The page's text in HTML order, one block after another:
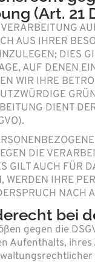
(Art. 21
AUS IHRER
DIES
AUF DENEN
WIR IHRE
DIENT
DIE
GILT AUCH FÜR
WERDEN IHRE
NACH
bei
gegen die
Aufenthalts,